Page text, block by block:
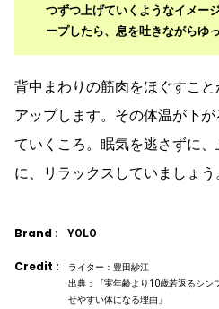
つずつ上げていくようなイメー
ープしたら、息を吐きながらゆ
背中まわりの筋肉をほぐすこ
アップします。その体温が下
ていくころ。眠気を逃さずに
に、リラックスしていましょう
Brand : YOLO
Credit :
ライター：豊田紗江
出典：『実年齢より10歳若返るシン
せやすい体になる理由」